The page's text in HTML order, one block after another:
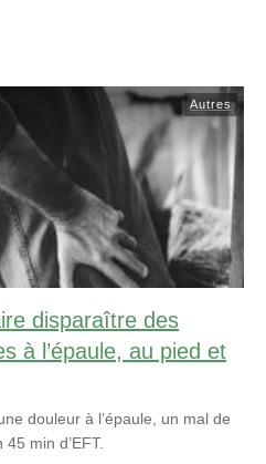
Autres
disparaître des
à l’épaule, au pied et
douleur à l’épaule, un mal de
min d’EFT.